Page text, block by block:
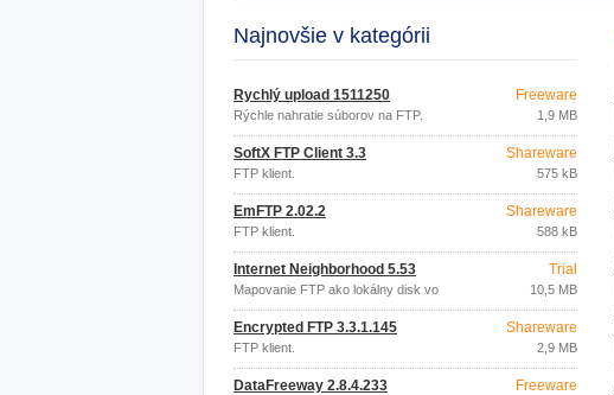
Najnovšie v kategórii
Rychlý upload 1511250
Rýchle nahratie súborov na FTP.
Freeware
1,9 MB
SoftX FTP Client 3.3
FTP klient.
Shareware
575 kB
EmFTP 2.02.2
FTP klient.
Shareware
588 kB
Internet Neighborhood 5.53
Mapovanie FTP ako lokálny disk vo
Trial
10,5 MB
Encrypted FTP 3.3.1.145
FTP klient.
Shareware
2,9 MB
DataFreeway 2.8.4.233 Freeware